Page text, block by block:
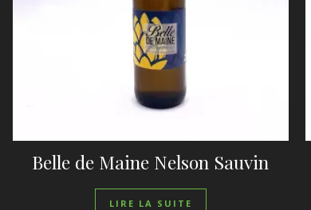
Belle de Maine Nelson Sauvin
LIRE LA SUITE